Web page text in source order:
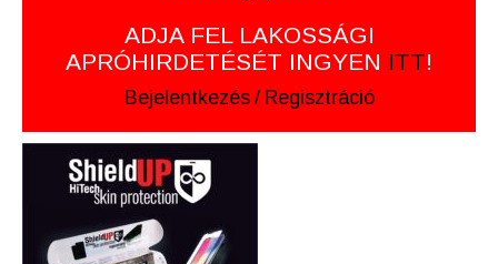
ADJA FEL LAKOSSÁGI
APRÓHIRDETÉSÉT INGYEN ITT!
Bejelentkezés / Regisztráció